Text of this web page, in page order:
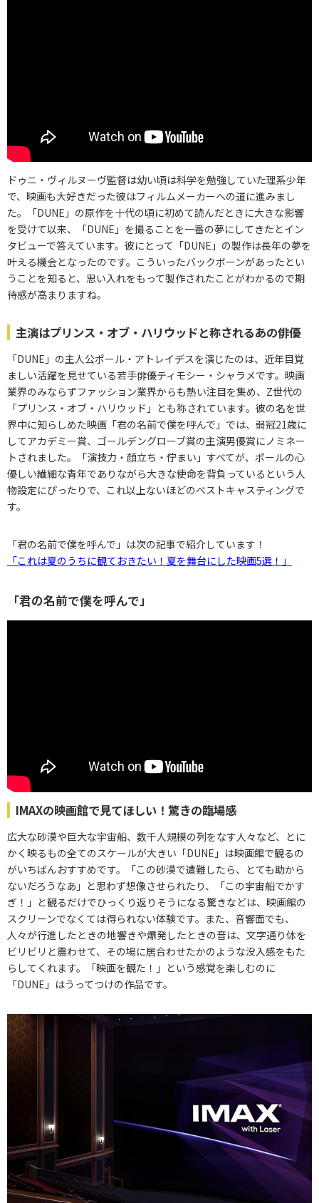
ドゥニ・ヴィルヌーヴ監督は幼い頃は科学を勉強していた理系少年
で、映画も大好きだった彼はフィルムメーカーへの道に進みまし
た。「DUNE」の原作を十代の頃に初めて読んだときに大きな影響
を受けて以来、「DUNE」を撮ることを一番の夢にしてきたとイン
タビューで答えています。彼にとって「DUNE」の製作は長年の夢を
叶える機会となったのです。こういったバックボーンがあったとい
うことを知ると、思い入れをもって製作されたことがわかるので期
待感が高まりますね。
主演はプリンス・オブ・ハリウッドと称されるあの俳優
「DUNE」の主人公ポール・アトレイデスを演じたのは、近年目覚
ましい活躍を見せている若手俳優ティモシー・シャラメです。映画
業界のみならずファッション業界からも熱い注目を集め、Z世代の
「プリンス・オブ・ハリウッド」とも称されています。彼の名を世
界中に知らしめた映画「君の名前で僕を呼んで」では、弱冠21歳に
してアカデミー賞、ゴールデングローブ賞の主演男優賞にノミネー
トされました。「演技力・顔立ち・佇まい」すべてが、ポールの心
優しい繊細な青年でありながら大きな使命を背負っているという人
物設定にぴったりで、これ以上ないほどのベストキャスティングで
す。
「君の名前で僕を呼んで」は次の記事で紹介しています！
「これは夏のうちに観ておきたい！夏を舞台にした映画5選！」
「君の名前で僕を呼んで」
IMAXの映画館で見てほしい！驚きの臨場感
広大な砂漠や巨大な宇宙船、数千人規模の列をなす人々など、とに
かく映るもの全てのスケールが大きい「DUNE」は映画館で観るの
がいちばんおすすめです。「この砂漠で遭難したら、とても助から
ないだろうなあ」と思わず想像させられたり、「この宇宙船でかす
ぎ！」と観るだけでひっくり返りそうになる驚きなどは、映画館の
スクリーンでなくては得られない体験です。また、音響面でも、
人々が行進したときの地響きや爆発したときの音は、文字通り体を
ビリビリと震わせて、その場に居合わせたかのような没入感をもた
らしてくれます。「映画を観た！」という感覚を楽しむのに
「DUNE」はうってつけの作品です。